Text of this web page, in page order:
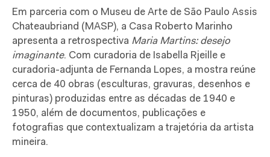
Em parceria com o Museu de Arte de São Paulo Assis
Chateaubriand (MASP), a Casa Roberto Marinho
apresenta a retrospectiva Maria Martins: desejo
imaginante. Com curadoria de Isabella Rjeille e
curadoria-adjunta de Fernanda Lopes, a mostra reúne
cerca de 40 obras (esculturas, gravuras, desenhos e
pinturas) produzidas entre as décadas de 1940 e
1950, além de documentos, publicações e
fotografias que contextualizam a trajetória da artista
mineira.